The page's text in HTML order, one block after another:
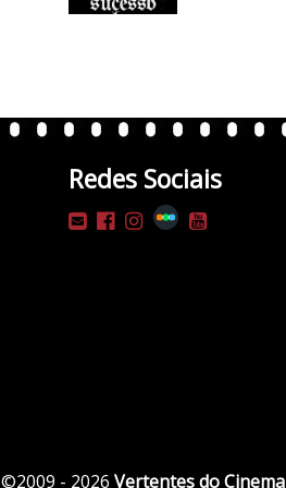
Redes Sociais
©2009 - 2026 Vertentes do Cinema